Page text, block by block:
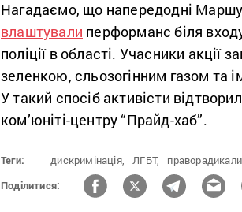
Нагадаємо, що напередодні Маршу
влаштували перформанс біля
поліції в області. Учасники
зеленкою, сльозогінним газом та
У такий спосіб активісти
ком’юніті-центру “Прайд-хаб”.
Теги: дискримінація, ЛГБТ,
Поділитися: